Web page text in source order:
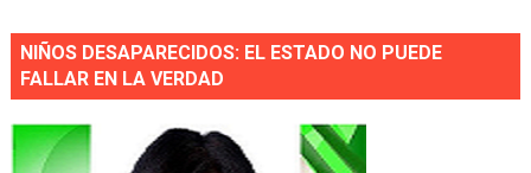
NIÑOS DESAPARECIDOS: EL ESTADO NO PUEDE
FALLAR EN LA VERDAD